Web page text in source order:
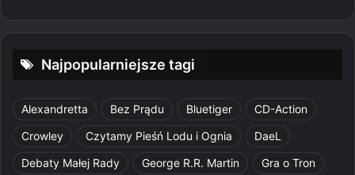
Najpopularniejsze tagi
Alexandretta Bez Prądu Bluetiger
CD-Action
Crowley
Czytamy Pieśń Lodu i Ognia
DaeL
Debaty Małej Rady
George R.R. Martin
Gra o Tron